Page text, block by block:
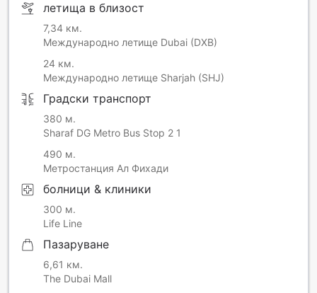
летища в близост
7,34 км.
Международно летище Dubai (DXB)
24 км.
Международно летище Sharjah (SHJ)
Градски транспорт
380 м.
Sharaf DG Metro Bus Stop 2 1
490 м.
Метростанция Ал Фихади
болници & клиники
300 м.
Life Line
Пазаруване
6,61 км.
The Dubai Mall